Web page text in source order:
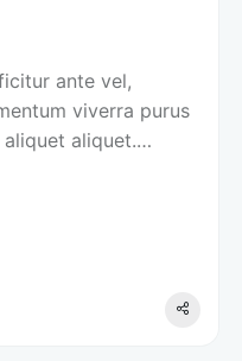
ante vel,
viverra purus
aliquet.
at. In
Fusce porta
quis nisi …